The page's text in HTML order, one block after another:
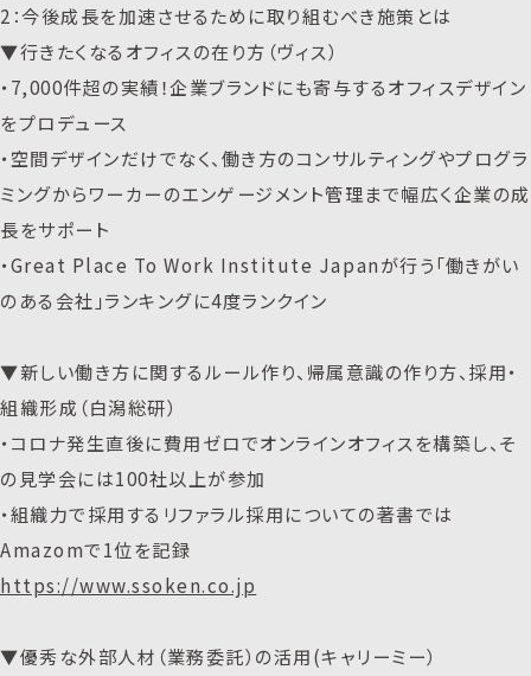
2：今後成長を加速させるために取り組むべき施策とは
▼行きたくなるオフィスの在り方（ヴィス）
・7,000件超の実績！企業ブランドにも寄与するオフィスデザイン
をプロデュース
・空間デザインだけでなく、働き方のコンサルティングやプログラ
ミングからワーカーのエンゲージメント管理まで幅広く企業の成
長をサポート
・Great Place To Work Institute Japanが行う「働きがい
のある会社」ランキングに4度ランクイン
▼新しい働き方に関するルール作り、帰属意識の作り方、採用・
組織形成（白潟総研）
・コロナ発生直後に費用ゼロでオンラインオフィスを構築し、そ
の見学会には100社以上が参加
・組織力で採用するリファラル採用についての著書では
Amazomで1位を記録
https://www.ssoken.co.jp
▼優秀な外部人材（業務委託）の活用(キャリーミー）